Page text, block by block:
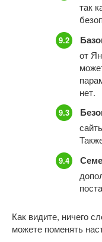
так
от
нет.
Как видите, ничего
можете поменять